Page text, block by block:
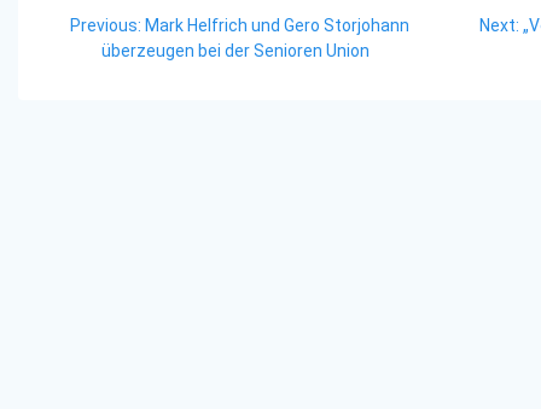
Previous: Previous
post:
Mark Helfrich und Gero Storjohann
überzeugen bei der Senioren Union
Next: